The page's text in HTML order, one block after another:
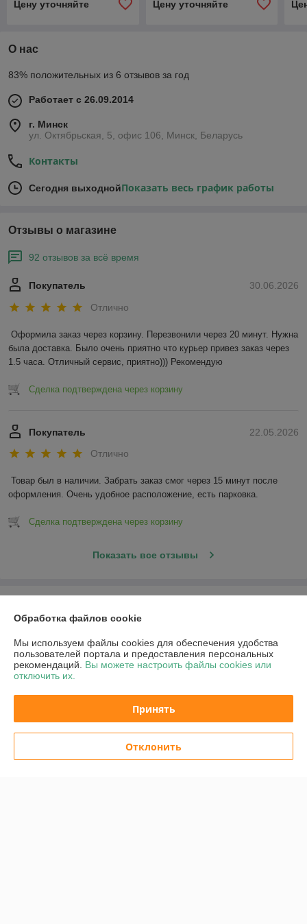
Цену уточняйте Цену уточняйте
О нас
83% положительных из 6 отзывов за год
Работает с 26.09.2014
г. Минск
ул. Октябрьская, 5, офис 106, Минск, Беларусь
Контакты
Сегодня выходнойПоказать весь график работы
Отзывы о магазине
92 отзывов за всё время
30.06.2026
Покупатель
Отлично
Оформила заказ через корзину. Перезвонили через 20 минут. Нужна
была доставка. Было очень приятно что курьер привез заказ через
1.5 часа. Отличный сервис, приятно))) Рекомендую
Сделка подтверждена через корзину
22.05.2026
Покупатель
Отлично
Товар был в наличии. Забрать заказ смог через 15 минут после
оформления. Очень удобное расположение, есть парковка.
Сделка подтверждена через корзину
Показать все отзывы
Доставка и оплата
График работы
Полная версия сайта
Политика обработки cookies
Обработка файлов cookie
Мы используем файлы cookies для обеспечения удобства
пользователей портала и предоставления персональных
рекомендаций. Вы можете настроить файлы cookies или
отключить их.
Принять
Отклонить